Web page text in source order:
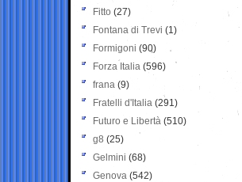
Fitto (27)
Fontana di Trevi (1)
Formigoni (90)
Forza Italia (596)
frana (9)
Fratelli d'Italia (291)
Futuro e Libertà (510)
g8 (25)
Gelmini (68)
Genova (542)